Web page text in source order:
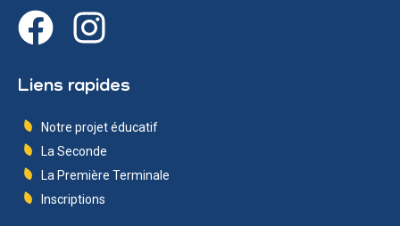
Liens rapides
Notre projet éducatif
La Seconde
La Première Terminale
Inscriptions